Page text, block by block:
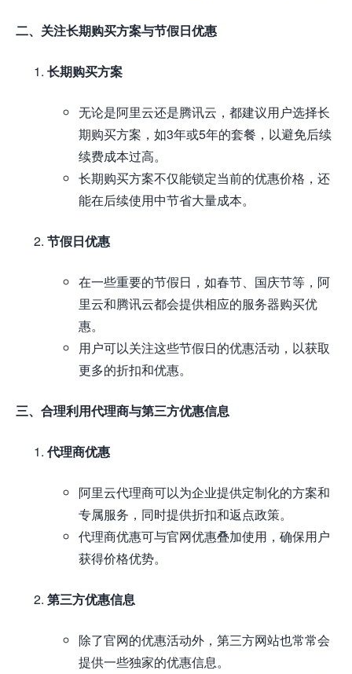
二、关注长期购买方案与节假日优惠
长期购买方案
无论是阿里云还是腾讯云，都建议用户选择长
期购买方案，如3年或5年的套餐，以避免后续
续费成本过高。
长期购买方案不仅能锁定当前的优惠价格，还
能在后续使用中节省大量成本。
节假日优惠
在一些重要的节假日，如春节、国庆节等，阿
里云和腾讯云都会提供相应的服务器购买优
惠。
用户可以关注这些节假日的优惠活动，以获取
更多的折扣和优惠。
三、合理利用代理商与第三方优惠信息
代理商优惠
阿里云代理商可以为企业提供定制化的方案和
专属服务，同时提供折扣和返点政策。
代理商优惠可与官网优惠叠加使用，确保用户
获得价格优势。
第三方优惠信息
除了官网的优惠活动外，第三方网站也常常会
提供一些独家的优惠信息。